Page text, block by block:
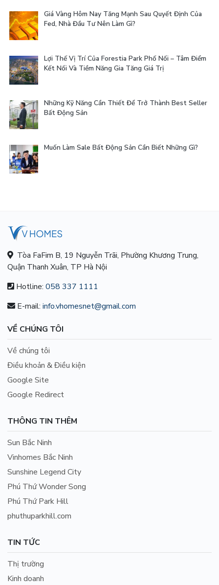
Giá Vàng Hôm Nay Tăng Mạnh Sau Quyết Định Của
Fed, Nhà Đầu Tư Nên Làm Gì?
Lợi Thế Vị Trí Của Forestia Park Phố Nối – Tâm Điểm
Kết Nối Và Tiềm Năng Gia Tăng Giá Trị
Những Kỹ Năng Cần Thiết Để Trở Thành Best Seller
Bất Động Sản
Muốn Làm Sale Bất Động Sản Cần Biết Những Gì?
Tòa FaFim B, 19 Nguyễn Trãi, Phường Khương Trung,
Quận Thanh Xuân, TP Hà Nội
Hotline: 058 337 1111
E-mail: info.vhomesnet@gmail.com
VỀ CHÚNG TÔI
Về chúng tôi
Điều khoản & Điều kiện
Google Site
Google Redirect
THÔNG TIN THÊM
Sun Bắc Ninh
Vinhomes Bắc Ninh
Sunshine Legend City
Phú Thứ Wonder Song
Phú Thứ Park Hill
phuthuparkhill.com
TIN TỨC
Thị trường
Kinh doanh